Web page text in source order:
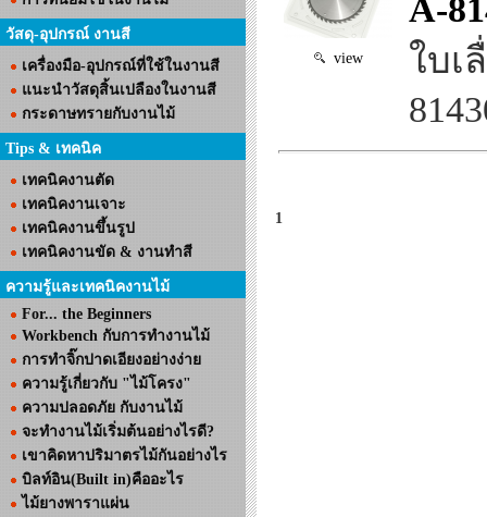
วัสดุ-อุปกรณ์ งานสี
เครื่องมือ-อุปกรณ์ที่ใช้ในงานสี
แนะนำวัสดุสิ้นเปลืองในงานสี
กระดาษทรายกับงานไม้
Tips & เทคนิค
เทคนิคงานตัด
เทคนิคงานเจาะ
เทคนิคงานขึ้นรูป
เทคนิคงานขัด & งานทำสี
ความรู้และเทคนิคงานไม้
For... the Beginners
Workbench กับการทำงานไม้
การทำจิ๊กปาดเอียงอย่างง่าย
ความรู้เกี่ยวกับ "ไม้โครง"
ความปลอดภัย กับงานไม้
จะทำงานไม้เริ่มต้นอย่างไรดี?
เขาคิดหาปริมาตรไม้กันอย่างไร
บิลท์อิน(Built in)คืออะไร
ไม้ยางพาราแผ่น
view
A-
ใบเ
1